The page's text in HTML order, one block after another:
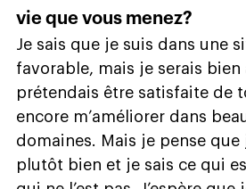
vie que vous menez?
Je sais que je suis dans une
favorable, mais je serais
prétendais être satisfaite de
encore m’améliorer dans
domaines. Mais je pense que
plutôt bien et je sais ce qui